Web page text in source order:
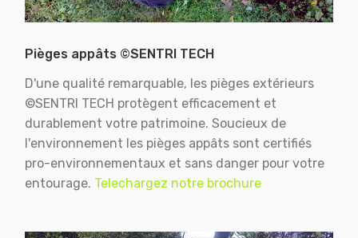
Pièges appâts ©SENTRI TECH
D'une qualité remarquable, les pièges extérieurs
©SENTRI TECH protègent efficacement et
durablement votre patrimoine. Soucieux de
l'environnement les pièges appâts sont certifiés
pro-environnementaux et sans danger pour votre
entourage. Telechargez notre brochure